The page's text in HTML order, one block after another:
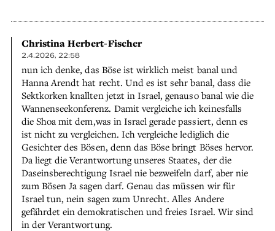
Christina Herbert-Fischer
2.4.2026, 22:58
nun ich denke, das Böse ist wirklich meist banal und
Hanna Arendt hat recht. Und es ist sehr banal, dass die
Sektkorken knallten jetzt in Israel, genauso banal wie die
Wannenseekonferenz. Damit vergleiche ich keinesfalls
die Shoa mit dem,was in Israel gerade passiert, denn es
ist nicht zu vergleichen. Ich vergleiche lediglich die
Gesichter des Bösen, denn das Böse bringt Böses hervor.
Da liegt die Verantwortung unseres Staates, der die
Daseinsberechtigung Israel nie bezweifeln darf, aber nie
zum Bösen Ja sagen darf. Genau das müssen wir für
Israel tun, nein sagen zum Unrecht. Alles Andere
gefährdet ein demokratischen und freies Israel. Wir sind
in der Verantwortung.